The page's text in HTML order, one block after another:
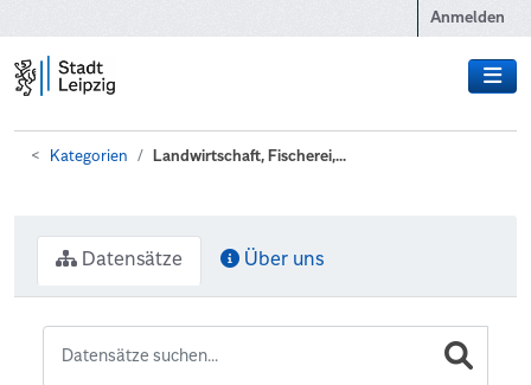
Anmelden
Kategorien Landwirtschaft, Fischerei,...
Datensätze Über uns